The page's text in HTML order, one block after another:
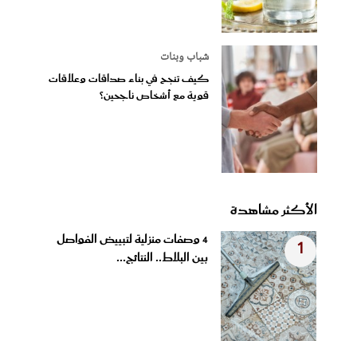
شباب وبنات
كيف تنجح في بناء صداقات وعلاقات
قوية مع أشخاص ناجحين؟
الأكثر مشاهدة
1
4 وصفات منزلية لتبييض الفواصل
بين البلاط.. النتائج...